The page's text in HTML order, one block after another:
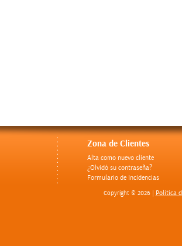
Zona de Clientes
Alta como nuevo cliente
¿Olvidó su contraseña?
Formulario de Incidencias
Copyright © 2026 | Politica